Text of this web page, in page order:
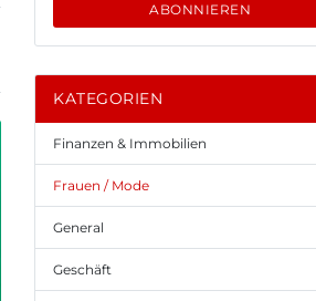
ABONNIEREN
KATEGORIEN
Finanzen & Immobilien
Frauen / Mode
General
Geschäft